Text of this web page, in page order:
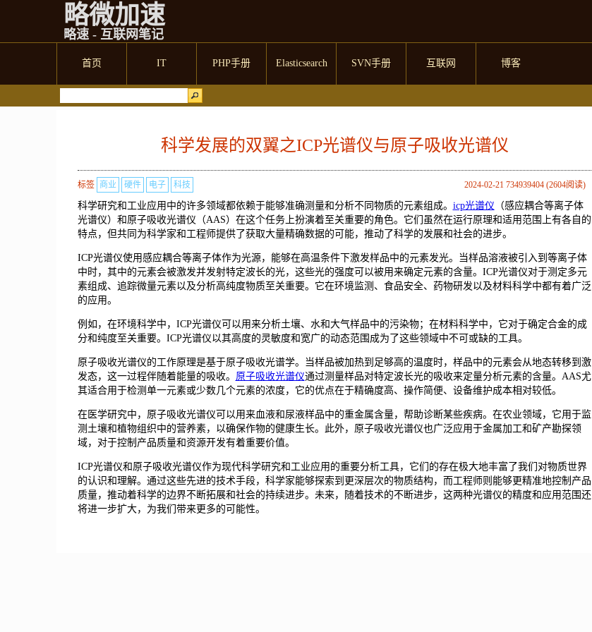
略微加速
略速 - 互联网笔记
首页 IT PHP手册 Elasticsearch SVN手册 互联网 博客
科学发展的双翼之ICP光谱仪与原子吸收光谱仪
2024-02-21 734939404 (2604阅读)
标签 商业 硬件 电子 科技
科学研究和工业应用中的许多领域都依赖于能够准确测量和分析不同物质的元素组成。 icp光谱仪 （感应耦合等离子体
光谱仪）和原子吸收光谱仪（AAS）在这个任务上扮演着至关重要的角色。它们虽然在运行原理和适用范围上有各自的
特点，但共同为科学家和工程师提供了获取大量精确数据的可能，推动了科学的发展和社会的进步。
ICP光谱仪使用感应耦合等离子体作为光源，能够在高温条件下激发样品中的元素发光。当样品溶液被引入到等离子体
中时，其中的元素会被激发并发射特定波长的光，这些光的强度可以被用来确定元素的含量。ICP光谱仪对于测定多元
素组成、追踪微量元素以及分析高纯度物质至关重要。它在环境监测、食品安全、药物研发以及材料科学中都有着广泛
的应用。
例如，在环境科学中，ICP光谱仪可以用来分析土壤、水和大气样品中的污染物；在材料科学中，它对于确定合金的成
分和纯度至关重要。ICP光谱仪以其高度的灵敏度和宽广的动态范围成为了这些领域中不可或缺的工具。
原子吸收光谱仪的工作原理是基于原子吸收光谱学。当样品被加热到足够高的温度时，样品中的元素会从地态转移到激
发态，这一过程伴随着能量的吸收。 原子吸收光谱仪通过测量样品对特定波长光的吸收来定量分析元素的含量。AAS尤
其适合用于检测单一元素或少数几个元素的浓度，它的优点在于精确度高、操作简便、设备维护成本相对较低。
在医学研究中，原子吸收光谱仪可以用来血液和尿液样品中的重金属含量，帮助诊断某些疾病。在农业领域，它用于监
测土壤和植物组织中的营养素，以确保作物的健康生长。此外，原子吸收光谱仪也广泛应用于金属加工和矿产勘探领
域，对于控制产品质量和资源开发有着重要价值。
ICP光谱仪和原子吸收光谱仪作为现代科学研究和工业应用的重要分析工具，它们的存在极大地丰富了我们对物质世界
的认识和理解。通过这些先进的技术手段，科学家能够探索到更深层次的物质结构，而工程师则能够更精准地控制产品
质量，推动着科学的边界不断拓展和社会的持续进步。未来，随着技术的不断进步，这两种光谱仪的精度和应用范围还
将进一步扩大，为我们带来更多的可能性。